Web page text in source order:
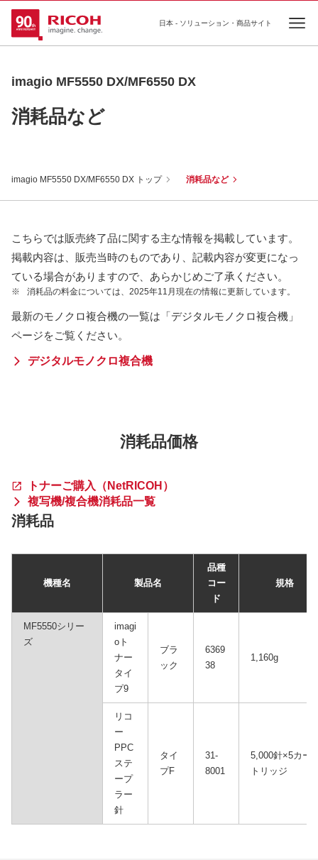
日本 - ソリューション・商品サイト
imagio MF5550 DX/MF6550 DX
消耗品など
imagio MF5550 DX/MF6550 DX トップ 消耗品など
こちらでは販売終了品に関する主な情報を掲載しています。
掲載内容は、販売当時のものであり、記載内容が変更になっ
ている場合がありますので、あらかじめご了承ください。
※ 消耗品の料金については、2025年11月現在の情報に更新しています。
最新のモノクロ複合機の一覧は「デジタルモノクロ複合機」
ページをご覧ください。
デジタルモノクロ複合機
消耗品価格
トナーご購入（NetRICOH）
複写機/複合機消耗品一覧
消耗品
機種名 製品名
品種
コー
ド
規格
MF5550シリー
ズ
imagi
oト
ナー
タイ
プ9
ブラ
ック
6369
38
1,160g
リコ
ー
PPC
ステ
ープ
ラー
針
タイ
プF
31-
8001
5,000針×5カー
トリッジ